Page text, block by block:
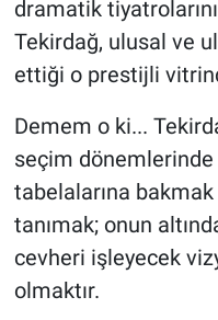
dramatik
Tekirdağ, ulusal ve
ettiği o prestijli
Demem o ki...
seçim
tabelalarına bakmak
tanımak; onun
cevheri işleyecek
olmaktır.